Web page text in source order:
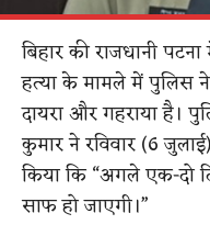
बिहार की राजधानी
हत्या के मामले में पुलिस
दायरा और गहराया है।
कुमार ने रविवार (6
किया कि “अगले एक-दो
साफ हो जाएगी।”